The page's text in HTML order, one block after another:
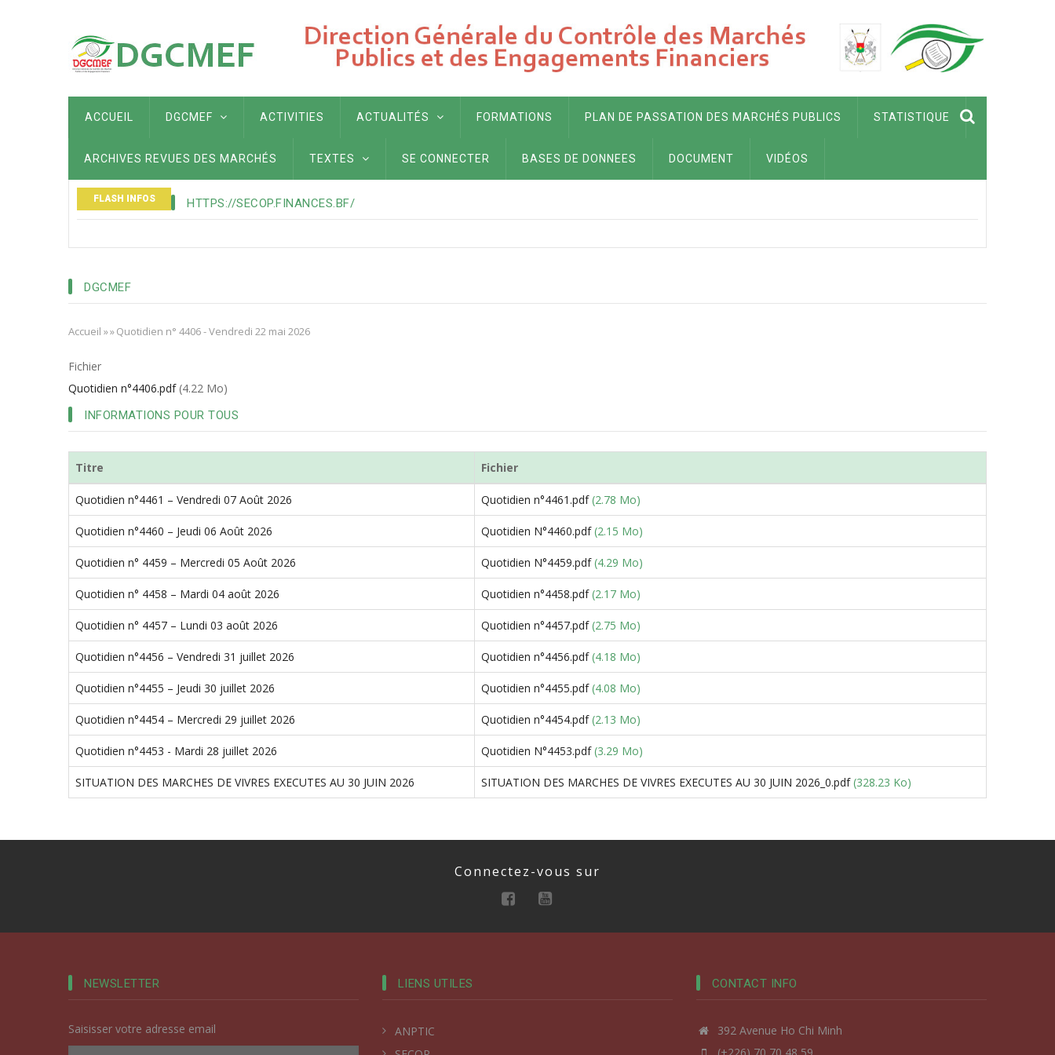
MAIN
NAVIGATION
ACCUEIL DGCMEF ACTIVITIES ACTUALITÉS FORMATIONS PLAN DE PASSATION DES MARCHÉS PUBLICS STATISTIQUE
ARCHIVES REVUES DES MARCHÉS TEXTES SE CONNECTER BASES DE DONNEES DOCUMENT VIDÉOS
FLASH INFOS HTTPS://SECOP.FINANCES.BF/
DGCMEF
Fil
d'Ariane
Accueil »»Quotidien n° 4406 - Vendredi 22 mai 2026
Fichier
Quotidien n°4406.pdf (4.22 Mo)
INFORMATIONS POUR TOUS
Titre Fichier
Quotidien n°4461 – Vendredi 07 Août 2026 Quotidien n°4461.pdf (2.78 Mo)
Quotidien n°4460 – Jeudi 06 Août 2026 Quotidien N°4460.pdf (2.15 Mo)
Quotidien n° 4459 – Mercredi 05 Août 2026 Quotidien N°4459.pdf (4.29 Mo)
Quotidien n° 4458 – Mardi 04 août 2026 Quotidien n°4458.pdf (2.17 Mo)
Quotidien n° 4457 – Lundi 03 août 2026 Quotidien n°4457.pdf (2.75 Mo)
Quotidien n°4456 – Vendredi 31 juillet 2026 Quotidien n°4456.pdf (4.18 Mo)
Quotidien n°4455 – Jeudi 30 juillet 2026 Quotidien n°4455.pdf (4.08 Mo)
Quotidien n°4454 – Mercredi 29 juillet 2026 Quotidien n°4454.pdf (2.13 Mo)
Quotidien n°4453 - Mardi 28 juillet 2026 Quotidien N°4453.pdf (3.29 Mo)
SITUATION DES MARCHES DE VIVRES EXECUTES AU 30 JUIN 2026 SITUATION DES MARCHES DE VIVRES EXECUTES AU 30 JUIN 2026_0.pdf (328.23 Ko)
Connectez-vous sur
NEWSLETTER
Saisisser votre adresse email
LIENS UTILES
ANPTIC
CONTACT INFO
392 Avenue Ho Chi Minh